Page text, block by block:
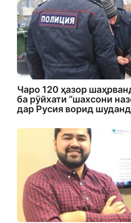
Чаро 120 ҳазор
ба рӯйхати “шахсони
дар Русия ворид шуданд